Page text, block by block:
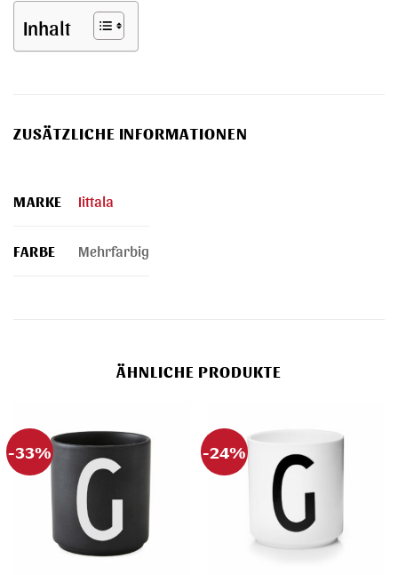
Inhalt
ZUSÄTZLICHE INFORMATIONEN
MARKE Iittala
FARBE Mehrfarbig
ÄHNLICHE PRODUKTE
-33% -24%